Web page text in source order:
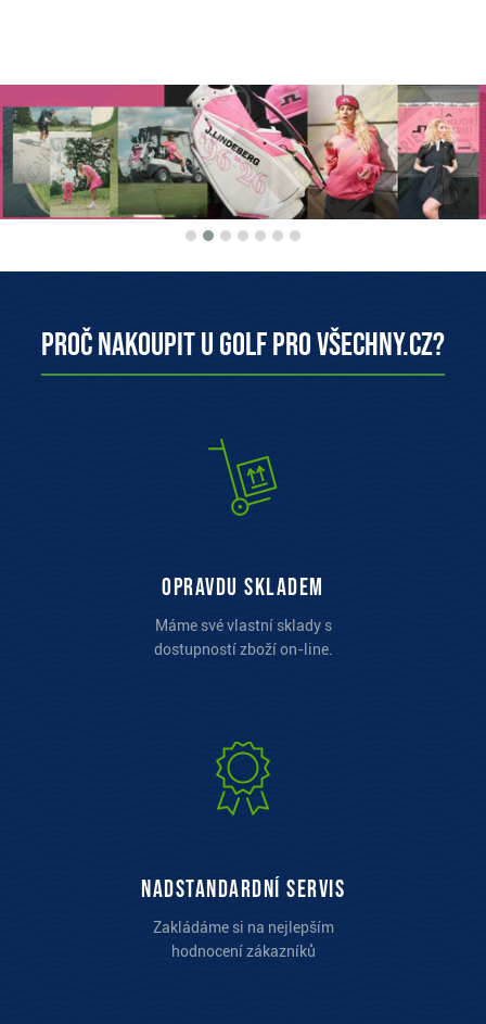
Proč nakoupit u Golf pro všechny.cz?
opravdu skladem
Máme své vlastní sklady s
dostupností zboží on-line.
Nadstandardní servis
Zakládáme si na nejlepším
hodnocení zákazníků